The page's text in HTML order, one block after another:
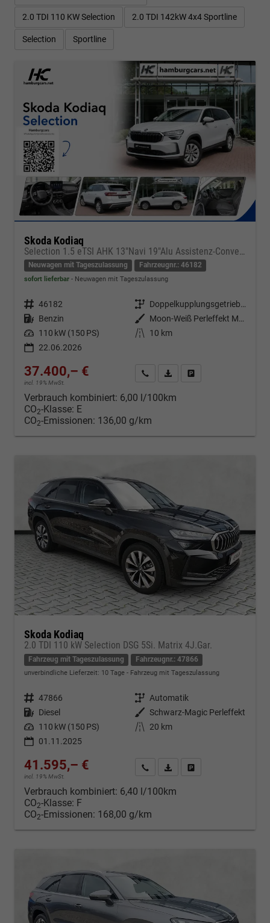
2.0 TDI 110 KW Selection 2.0 TDI 142kW 4x4 Sportline
Selection Sportline
Skoda Kodiaq
Selection 1.5 eTSI AHK 13"Navi 19"Alu Assistenz-Convenience-WinterP
Neuwagen mit Tageszulassung Fahrzeugnr.: 46182
sofort lieferbar Neuwagen mit Tageszulassung
Fahrzeugnr. 46182 Getriebe
Doppelkupplungsgetriebe (DSG)
Kraftstoff Benzin Außenfarbe
Moon-Weiß Perleffekt Metallic
Leistung 110 kW (150 PS) Kilometerstand
10 km
22.06.2026
37.400,– €
incl. 19% MwSt.
Kontakt & Angebot anfordern
PDF-Datei, Fahrzeugexposé
Verbrauch kombiniert: 6,00 l/100km
CO2-Klasse: E
CO2-Emissionen: 136,00 g/km
Skoda Kodiaq
2.0 TDI 110 kW Selection DSG 5Si. Matrix 4J.Gar.
Fahrzeug mit Tageszulassung Fahrzeugnr.: 47866
unverbindliche Lieferzeit: 10 Tage Fahrzeug mit Tageszulassung
Fahrzeugnr. 47866 Getriebe Automatik
Kraftstoff Diesel Außenfarbe Schwarz-Magic Perleffekt
Leistung 110 kW (150 PS) Kilometerstand
20 km
01.11.2025
41.595,– €
incl. 19% MwSt.
Kontakt & Angebot anfordern
PDF-Datei, Fahrzeugexposé
Verbrauch kombiniert: 6,40 l/100km
CO2-Klasse: F
CO2-Emissionen: 168,00 g/km